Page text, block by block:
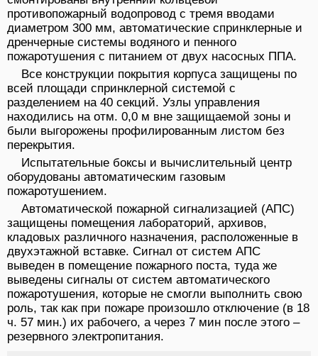
противопожарный водопровод с тремя вводами
диаметром 300 мм, автоматические спринклерные и
дренчерные системы водяного и пенного
пожаротушения с питанием от двух насосных ППА.
Все конструкции покрытия корпуса защищены по
всей площади спринклерной системой с
разделением на 40 секций. Узлы управления
находились на отм. 0,0 м вне защищаемой зоны и
были выгорожены профилированным листом без
перекрытия.
Испытательные боксы и вычислительный центр
оборудованы автоматическим газовым
пожаротушением.
Автоматической пожарной сигнализацией (АПС)
защищены помещения лабораторий, архивов,
кладовых различного назначения, расположенные в
двухэтажной вставке. Сигнал от систем АПС
выведен в помещение пожарного поста, туда же
выведены сигналы от систем автоматического
пожаротушения, которые не смогли выполнить свою
роль, так как при пожаре произошло отключение (в 18
ч. 57 мин.) их рабочего, а через 7 мин после этого –
резервного электропитания.